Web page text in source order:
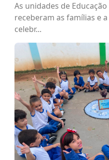
As unidades de
receberam as famílias e
celebr...